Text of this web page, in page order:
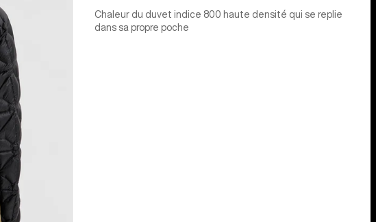
Chaleur du duvet indice 800 haute densité qui se replie
dans sa propre poche